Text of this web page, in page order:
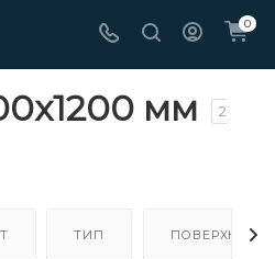
0
мм
2
ТИП